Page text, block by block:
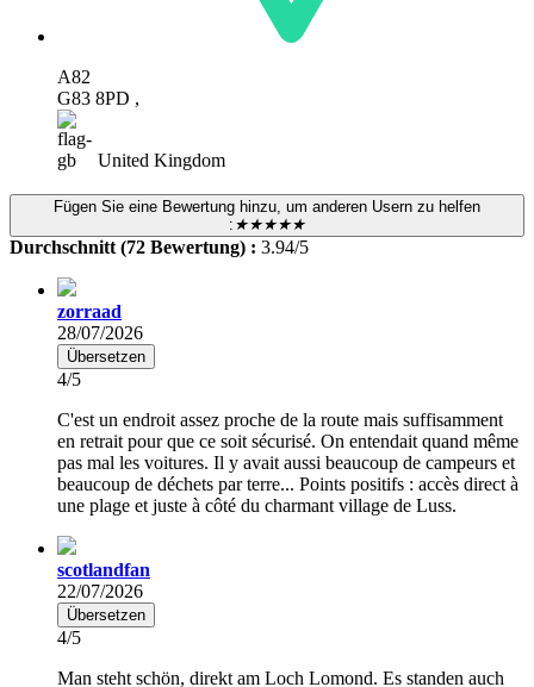
A82
G83 8PD ,
United Kingdom
Fügen Sie eine Bewertung hinzu, um anderen Usern zu helfen
: ★★★★★
Durchschnitt (72 Bewertung) : 3.94/5
zorraad
28/07/2026
Übersetzen
4/5
C'est un endroit assez proche de la route mais suffisamment
en retrait pour que ce soit sécurisé. On entendait quand même
pas mal les voitures. Il y avait aussi beaucoup de campeurs et
beaucoup de déchets par terre... Points positifs : accès direct à
une plage et juste à côté du charmant village de Luss.
scotlandfan
22/07/2026
Übersetzen
4/5
Man steht schön, direkt am Loch Lomond. Es standen auch